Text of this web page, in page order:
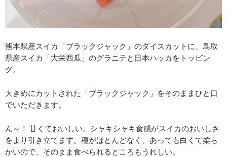
熊本県産スイカ「ブラックジャック」のダイスカットに、鳥取
県産スイカ「大栄西瓜」のグラニテと日本ハッカをトッピン
グ。
大きめにカットされた「ブラックジャック」をそのままひと口
でいただきます。
ん～！ 甘くておいしい。シャキシャキ食感がスイカのおいしさ
をより引き立てます。種がほとんどなく、あっても白くて柔ら
かいので、そのまま食べられるところもうれしい。